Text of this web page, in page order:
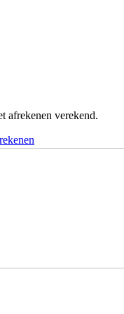
afrekenen verekend.